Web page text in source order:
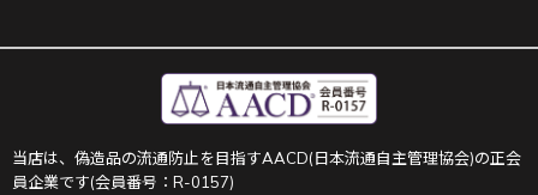
当店は、偽造品の流通防止を目指すAACD(日本流通自主管理協会)の正会
員企業です(会員番号：R-0157)